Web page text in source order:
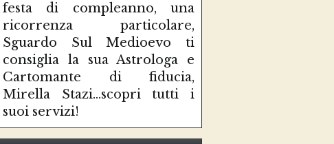
festa di compleanno, una
ricorrenza particolare,
Sguardo Sul Medioevo ti
consiglia la sua Astrologa e
Cartomante di fiducia,
Mirella Stazi...scopri tutti i
suoi servizi!